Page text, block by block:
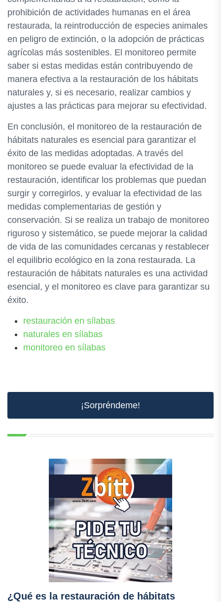
prohibición de actividades humanas en el área
restaurada, la reintroducción de especies animales
en peligro de extinción, o la adopción de prácticas
agrícolas más sostenibles. El monitoreo permite
saber si estas medidas están contribuyendo de
manera efectiva a la restauración de los hábitats
naturales y, si es necesario, realizar cambios y
ajustes a las prácticas para mejorar su efectividad.
En conclusión, el monitoreo de la restauración de
hábitats naturales es esencial para garantizar el
éxito de las medidas adoptadas. A través del
monitoreo se puede evaluar la efectividad de la
restauración, identificar los problemas que puedan
surgir y corregirlos, y evaluar la efectividad de las
medidas complementarias de gestión y
conservación. Si se realiza un trabajo de monitoreo
riguroso y sistemático, se puede mejorar la calidad
de vida de las comunidades cercanas y restablecer
el equilibrio ecológico en la zona restaurada. La
restauración de hábitats naturales es una actividad
esencial, y el monitoreo es clave para garantizar su
éxito.
restauración en sílabas
naturales en sílabas
monitoreo en sílabas
¡Sorpréndeme!
¿Qué es la restauración de hábitats